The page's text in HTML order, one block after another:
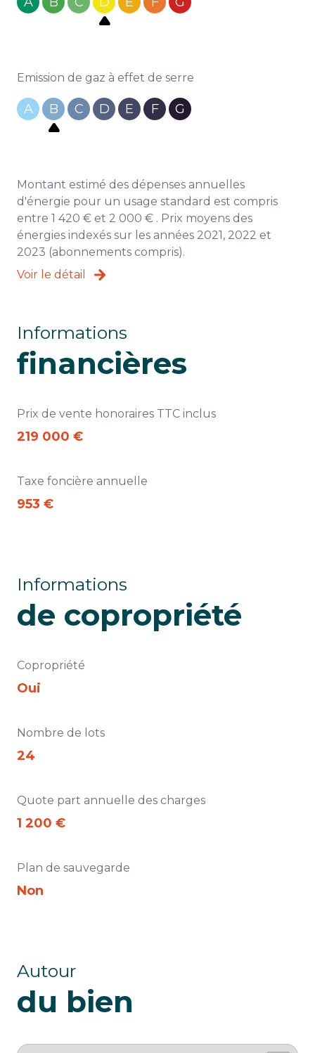
Emission de gaz à effet de serre
A B C D E F G
Montant estimé des dépenses annuelles
d'énergie pour un usage standard est compris
entre 1 420 € et 2 000 € . Prix moyens des
énergies indexés sur les années 2021, 2022 et
2023 (abonnements compris).
Voir le détail
Informations
financières
Prix de vente honoraires TTC inclus
219 000 €
Taxe foncière annuelle
953 €
Informations
de copropriété
Copropriété
Oui
Nombre de lots
24
Quote part annuelle des charges
1 200 €
Plan de sauvegarde
Non
Autour
du bien